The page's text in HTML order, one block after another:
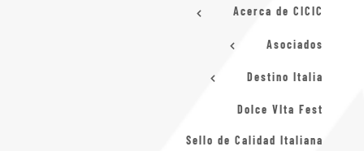
Acerca de CICIC
Asociados
Destino Italia
Dolce VIta Fest
Sello de Calidad Italiana